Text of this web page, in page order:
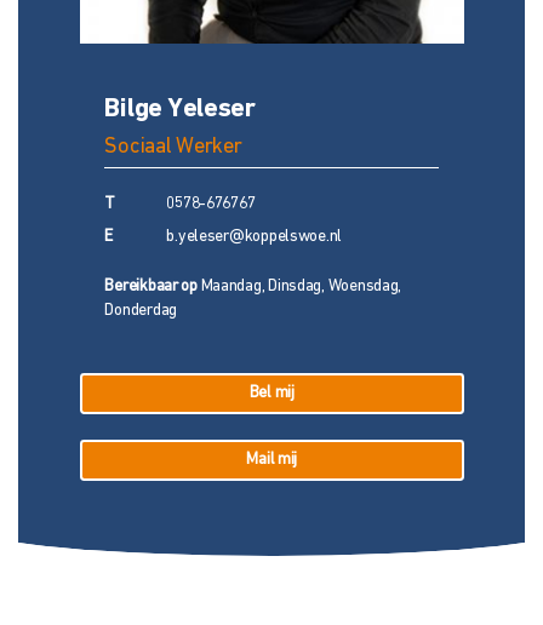
Bilge Yeleser
Sociaal Werker
0578-676767
E b.yeleser@koppelswoe.nl
Bereikbaar opMaandag, Dinsdag, Woensdag,
Donderdag
Bel mij
Mail mij